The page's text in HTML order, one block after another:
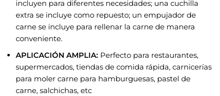
incluyen para diferentes necesidades; una cuchilla
extra se incluye como repuesto; un empujador de
carne se incluye para rellenar la carne de manera
conveniente.
APLICACIÓN AMPLIA: Perfecto para restaurantes,
supermercados, tiendas de comida rápida, carnicerías
para moler carne para hamburguesas, pastel de
carne, salchichas, etc